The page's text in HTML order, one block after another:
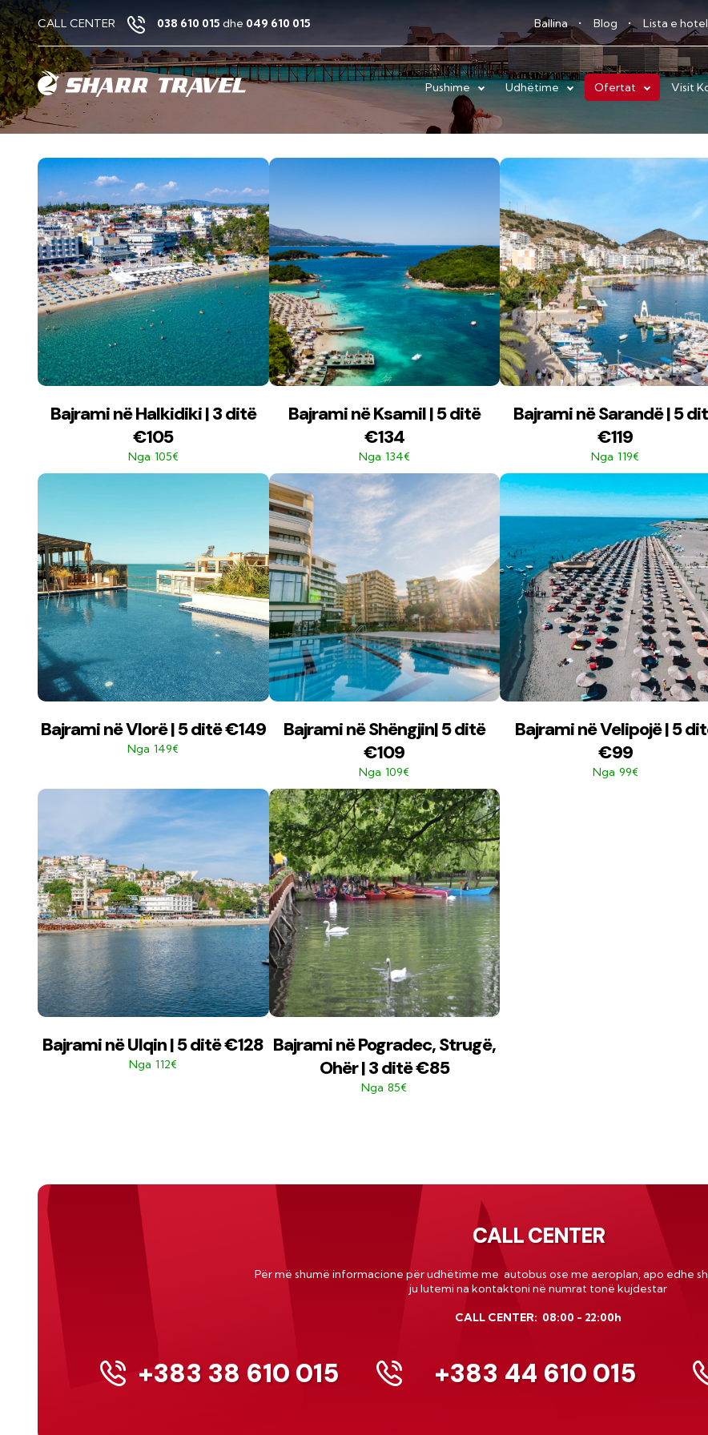
CALL CENTER 038 610 015 dhe 049 610 015 Ballina Blog Lista e
Pushime Udhëtime Ofertat Visit
Bajrami në Halkidiki | 3 ditë
€105
Nga 105€
Bajrami në Ksamil | 5 ditë
€134
Nga 134€
Bajrami në Sarandë | 5
€119
Nga 119€
Bajrami në Vlorë | 5 ditë €149
Nga 149€
Bajrami në Shëngjin| 5 ditë
€109
Nga 109€
Bajrami në Velipojë | 5
€99
Nga 99€
Bajrami në Ulqin | 5 ditë €128
Nga 112€
Bajrami në Pogradec, Strugë,
Ohër | 3 ditë €85
Nga 85€
CALL CENTER
Për më shumë informacione për udhëtime me autobus ose me aeroplan, apo edhe
ju lutemi na kontaktoni në numrat tonë kujdestar
CALL CENTER: 08:00 - 22:00h
+383 38 610 015 +383 44 610 015